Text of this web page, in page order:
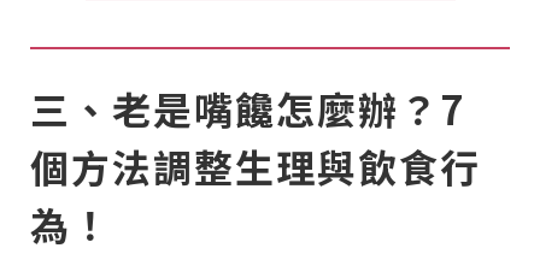
三、老是嘴饞怎麼辦？7
個方法調整生理與飲食行
為！